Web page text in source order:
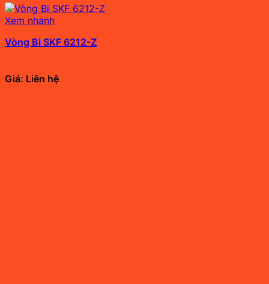
Xem nhanh
Vòng Bi SKF 6212-Z
Giá: Liên hệ